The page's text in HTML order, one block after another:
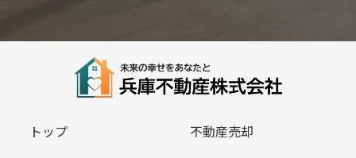
トップ 不動産売却